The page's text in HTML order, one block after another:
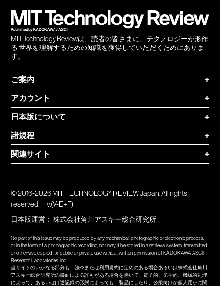
MIT Technology Reviewは、読者の皆さまに、テクノロジーが形作
る 世界を理解するための知識を獲得していただくためにありま
す。
ご案内
+
アカウント
+
日本版について
+
諸規程
+
関連サイト
+
© 2016-2026 MIT TECHNOLOGY REVIEW Japan. All rights
reserved.
v.(V-E+F)
日本版運営：株式会社角川アスキー総合研究所
No part of this issue may be produced by any mechanical, photographic or electronic process,
or in the form of a phonographic recording, nor may it be stored in a retrieval system, transmitted
or otherwise copied for public or private use without written permission of KADOKAWA ASCII
Research Laboratories, Inc.
当サイトのいかなる部分も、法令または利用規約に定めのある場合あるいは株式会社角川
アスキー総合研究所の書面による許可がある場合を除いて、電子的、光学的、機械的処理
によって、あるいは口述記録の形態によっても、製品にしたり、公衆向けか個人用かに関